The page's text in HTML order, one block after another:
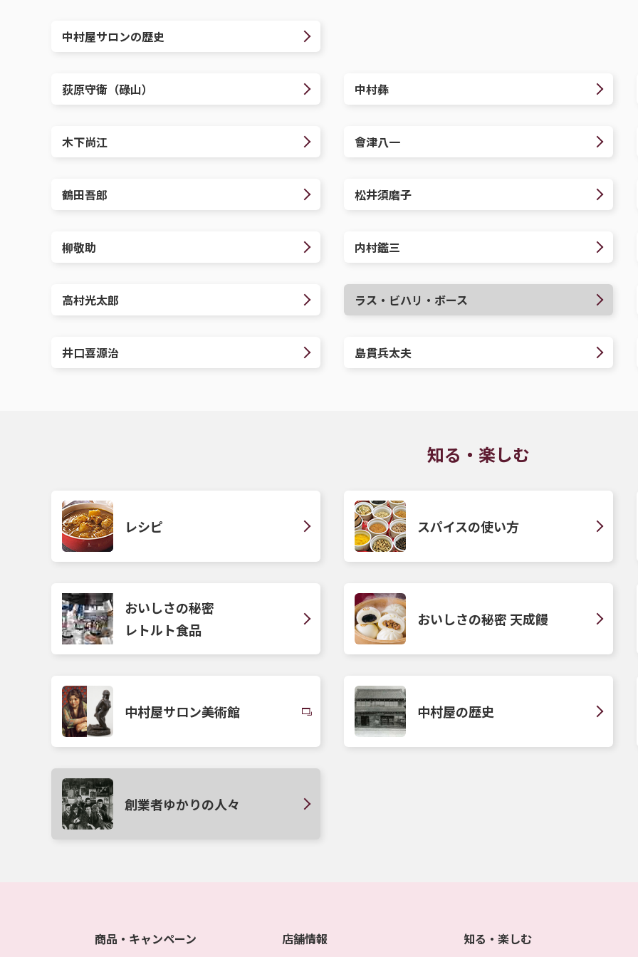
中村屋サロンの歴史
荻原守衛（碌山） 中村彝
木下尚江 會津八一
鶴田吾郎 松井須磨子
柳敬助 内村鑑三
高村光太郎 ラス・ビハリ・ボース
井口喜源治 島貫兵太夫
知る・楽しむ
レシピ スパイスの使い方
おいしさの秘密
レトルト食品
おいしさの秘密 天成饅
中村屋サロン美術館 中村屋の歴史
創業者ゆかりの人々
商品・キャンペーン 店舗情報 知る・楽しむ